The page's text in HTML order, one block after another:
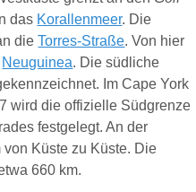
das Korallenmeer. Die
dieTorres-Straße. Von hier
Neuguinea. Die südliche
Im Cape York
wird die offizielle Südgrenze
festgelegt. An der
Küste zu Küste. Die
660 km.